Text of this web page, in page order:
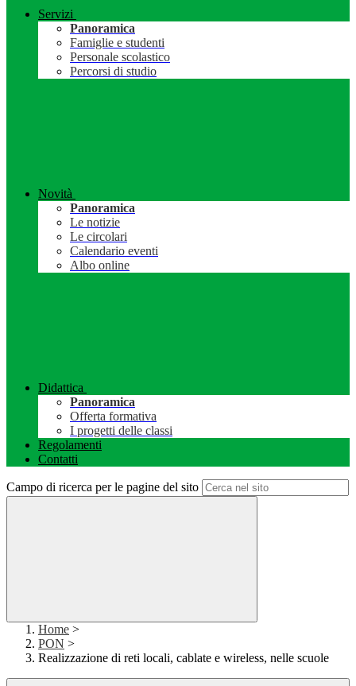
Servizi
Panoramica
Famiglie e studenti
Personale scolastico
Percorsi di studio
Novità
Panoramica
Le notizie
Le circolari
Calendario eventi
Albo online
Didattica
Panoramica
Offerta formativa
I progetti delle classi
Regolamenti
Contatti
Campo di ricerca per le pagine del sito
Home >
PON >
Realizzazione di reti locali, cablate e wireless, nelle scuole